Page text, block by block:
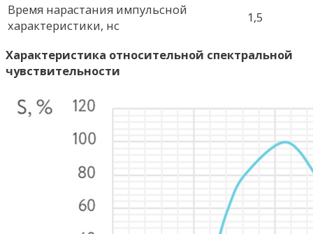
Время нарастания импульсной
характеристики, нс
1,5
Характеристика относительной спектральной
чувствительности